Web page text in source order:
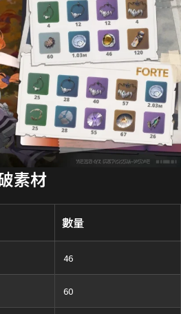
素材
數量
46
60